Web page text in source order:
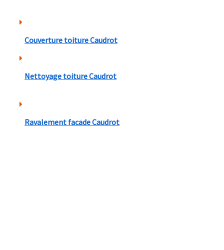
Couverture toiture Caudrot
Nettoyage toiture Caudrot
Ravalement facade Caudrot